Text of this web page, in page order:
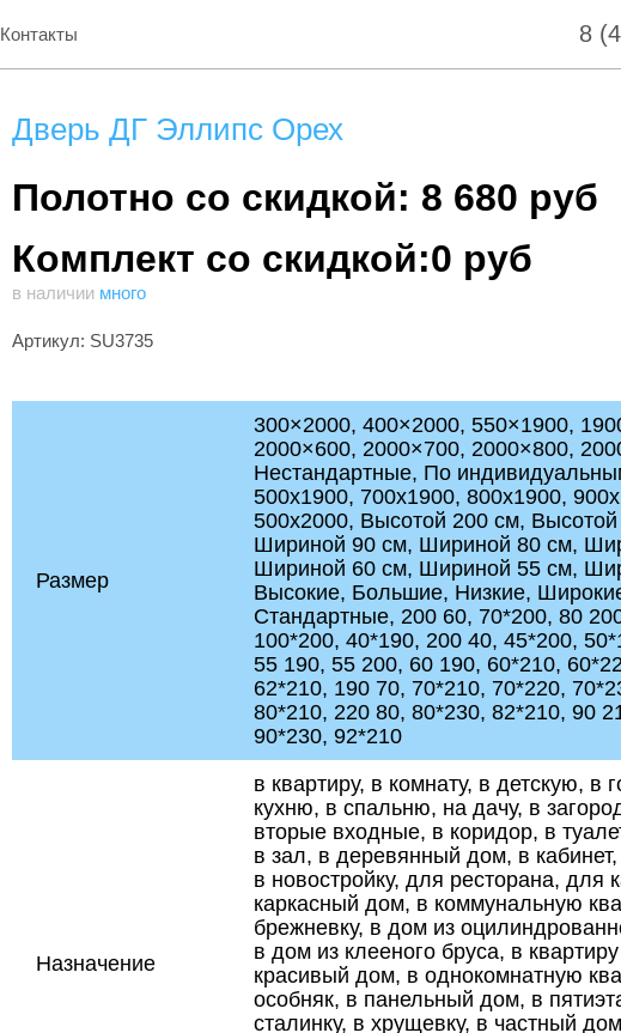
Контакты 8
Дверь ДГ Эллипс Орех
Полотно со скидкой: 8 680 руб
Комплект со скидкой:0 руб
в наличии много
Артикул: SU3735
Размер
300×2000, 400×2000, 550×1900,
2000×600, 2000×700, 2000×800,
Нестандартные, По
500x1900, 700x1900, 800x1900,
500x2000, Высотой 200 см,
Шириной 90 см, Шириной 80 см,
Шириной 60 см, Шириной 55 см,
Высокие, Большие, Низкие,
Стандартные, 200 60, 70*200, 80
100*200, 40*190, 200 40, 45*200,
55 190, 55 200, 60 190, 60*210,
62*210, 190 70, 70*210, 70*220,
80*210, 220 80, 80*230, 82*210, 90
90*230, 92*210
Назначение
в квартиру, в комнату, в детскую, в
кухню, в спальню, на дачу, в
вторые входные, в коридор, в
в зал, в деревянный дом, в кабинет,
в новостройку, для ресторана, для
каркасный дом, в коммунальную
брежневку, в дом из
в дом из клееного бруса, в
красивый дом, в однокомнатную
особняк, в панельный дом, в
сталинку, в хрущевку, в частный